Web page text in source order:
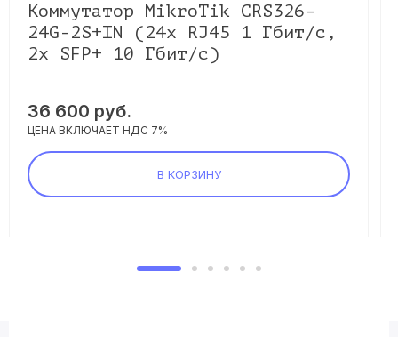
Коммутатор MikroTik CRS326-
24G-2S+IN (24x RJ45 1 Гбит/с,
2x SFP+ 10 Гбит/с)
36 600 руб.
ЦЕНА ВКЛЮЧАЕТ НДС 7%
В КОРЗИНУ